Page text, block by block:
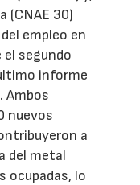
(CNAE 30)
empleo en
segundo
informe
. Ambos
nuevos
a
del metal
ocupadas, lo